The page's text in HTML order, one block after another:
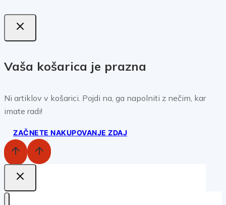
Vaša košarica je prazna
Ni artiklov v košarici. Pojdi na, ga napolniti z nečim, kar
imate radi!
ZAČNETE NAKUPOVANJE ZDAJ